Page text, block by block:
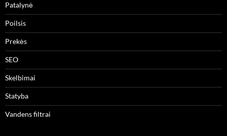
Patalynė
Poilsis
Prekės
SEO
Skelbimai
Statyba
Vandens filtrai